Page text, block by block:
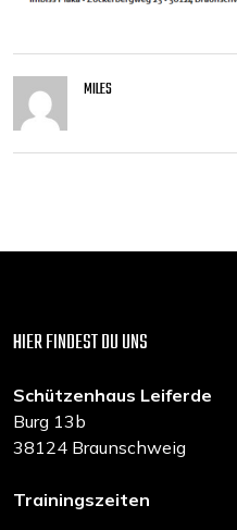
MILES
HIER FINDEST DU UNS
Schützenhaus Leiferde
Burg 13b
38124 Braunschweig
Trainingszeiten